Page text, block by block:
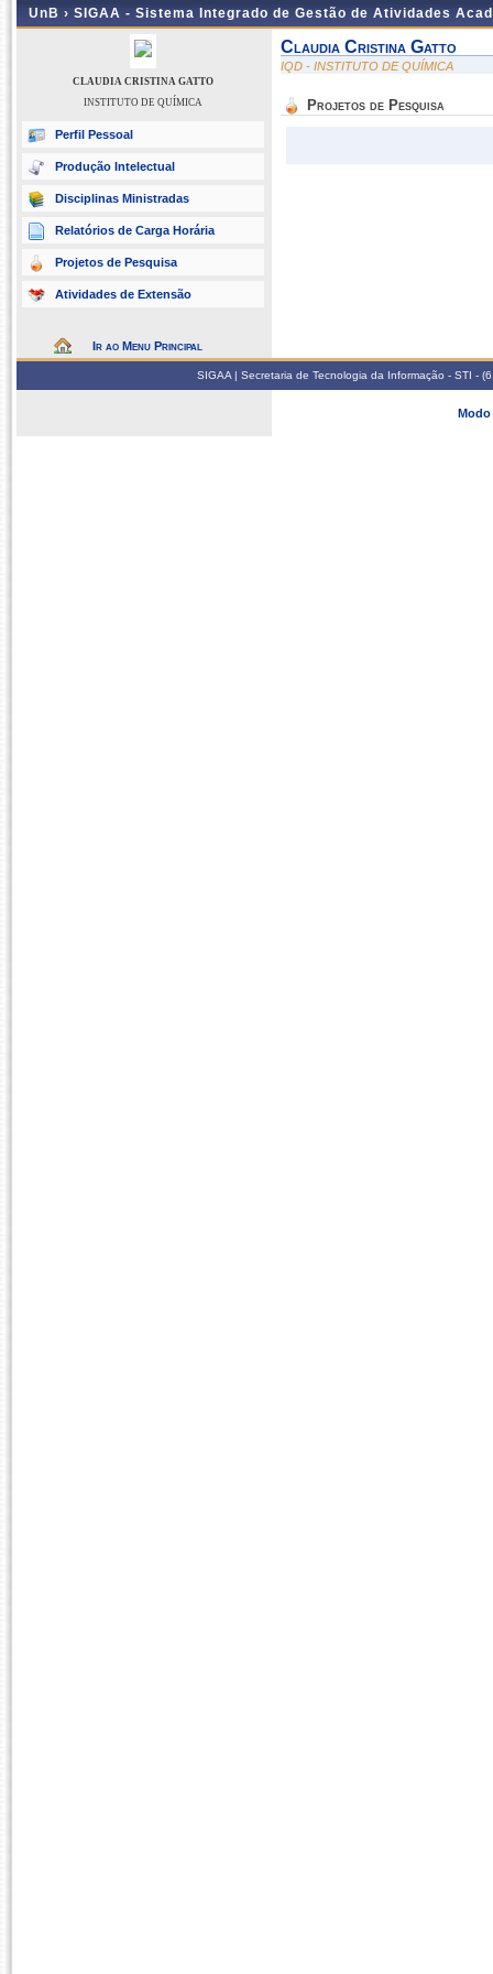
UnB › SIGAA - Sistema Integrado de Gestão de Atividades
CLAUDIA CRISTINA GATTO
INSTITUTO DE QUÍMICA
Perfil Pessoal
Produção Intelectual
Disciplinas Ministradas
Relatórios de Carga Horária
Projetos de Pesquisa
Atividades de Extensão
Ir ao Menu Principal
Claudia Cristina Gatto
IQD - INSTITUTO DE QUÍMICA
Projetos de Pesquisa
SIGAA | Secretaria de Tecnologia da Informação - STI -
Modo